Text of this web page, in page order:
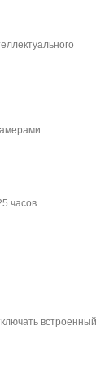
часов.
встроенный